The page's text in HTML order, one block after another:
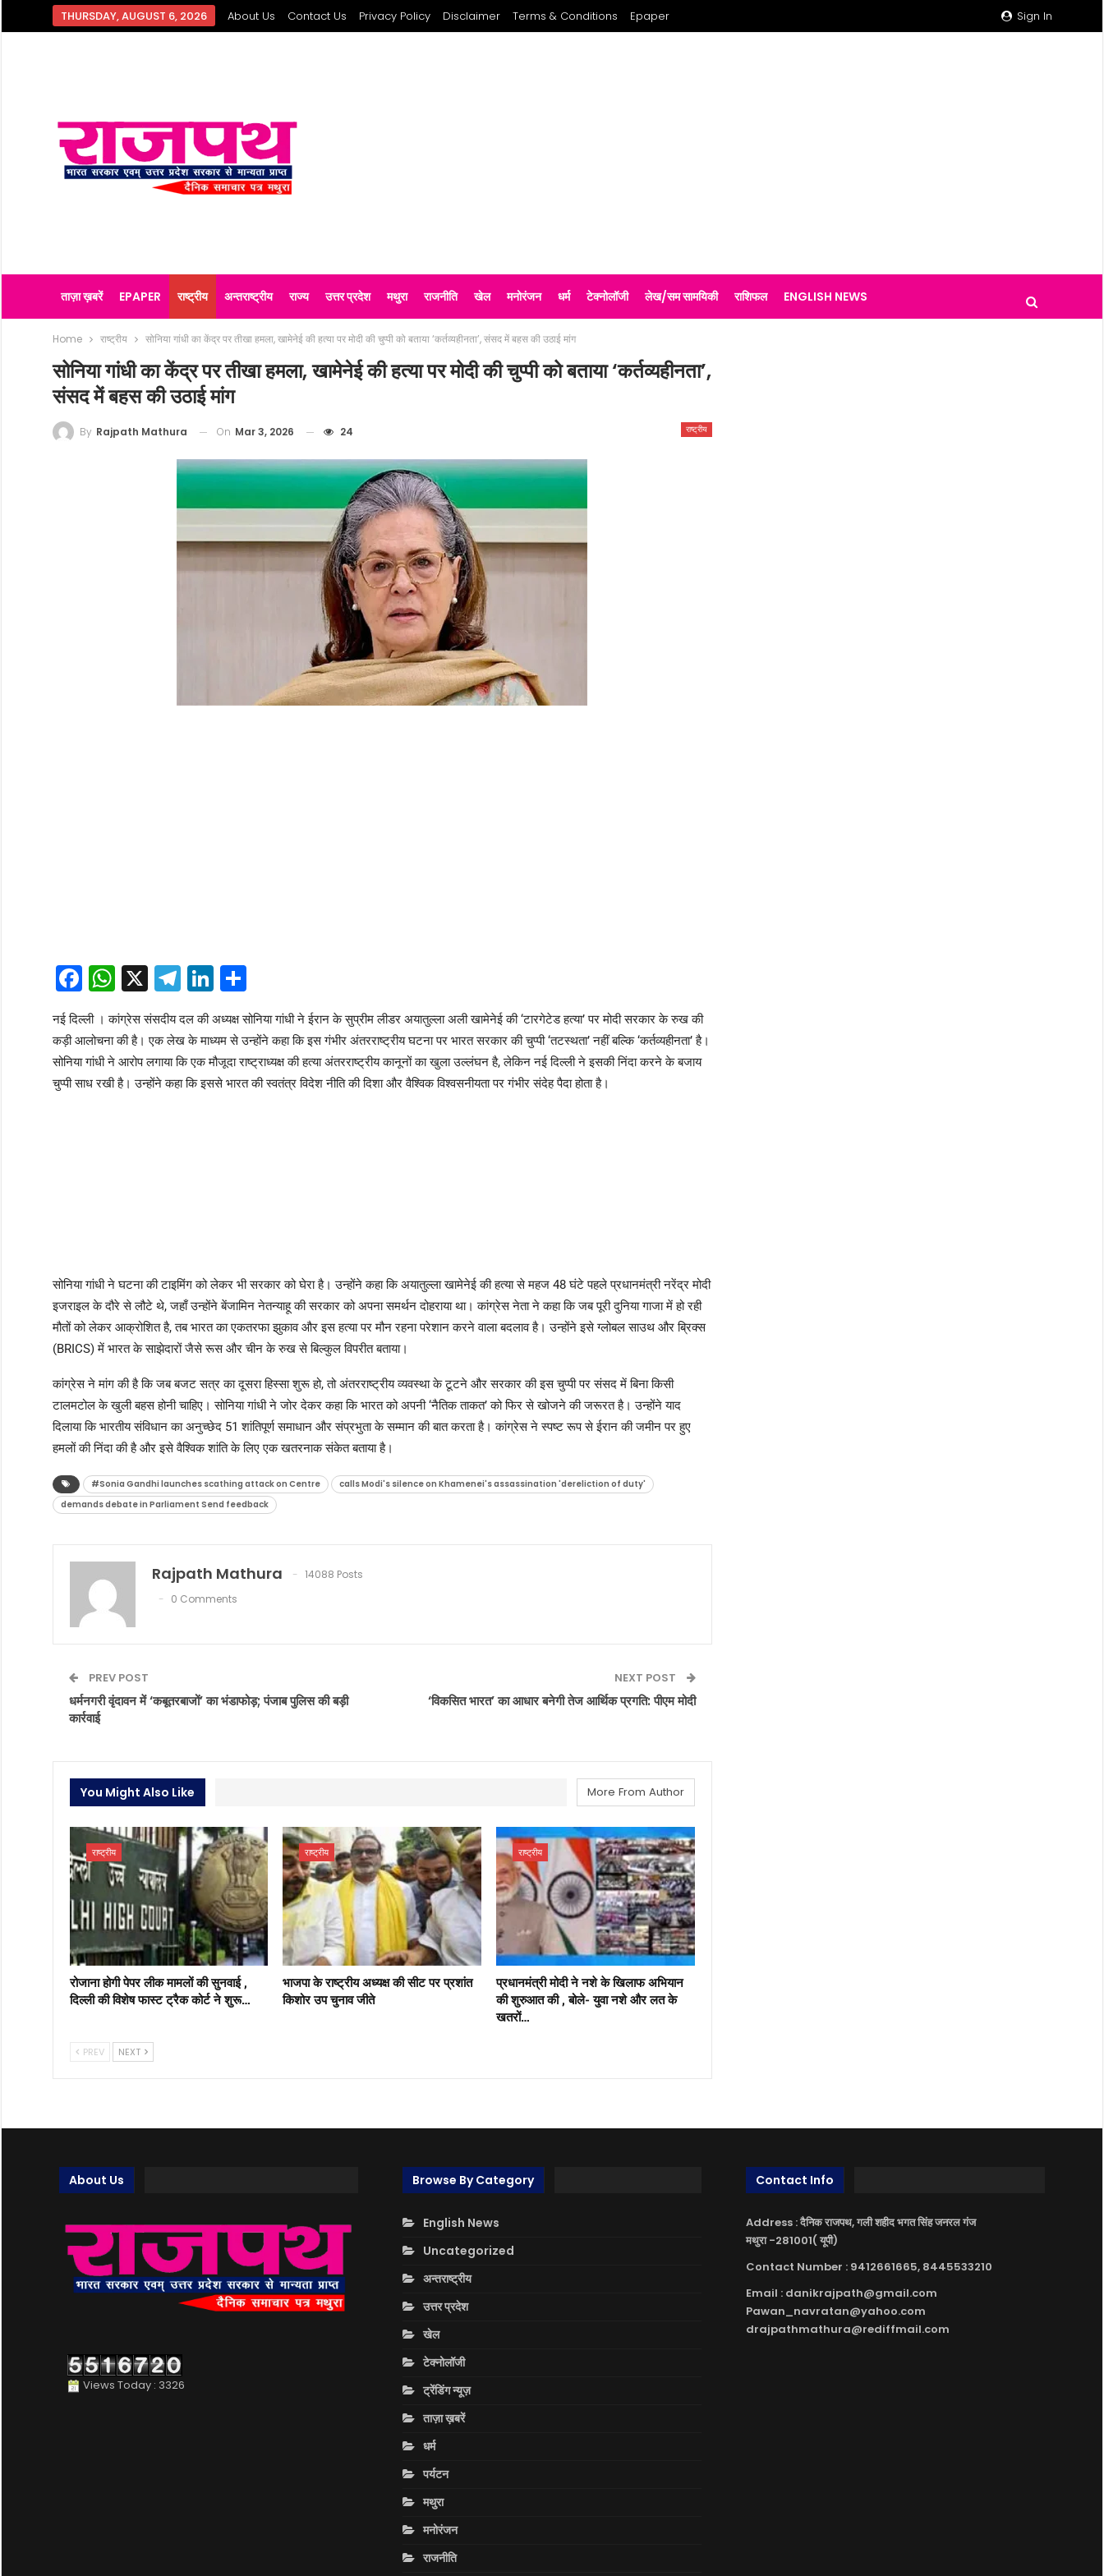
Sign In
THURSDAY, AUGUST 6, 2026 About Us Contact Us Privacy Policy Disclaimer Terms & Conditions Epaper
ताज़ा ख़बरें EPAPER राष्ट्रीय अन्तराष्ट्रीय राज्य उत्तर प्रदेश मथुरा राजनीति खेल मनोरंजन धर्म टेक्नोलॉजी लेख/सम सामयिकी राशिफल ENGLISH NEWS
Home राष्ट्रीय सोनिया गांधी का केंद्र पर तीखा हमला, खामेनेई की हत्या पर मोदी की चुप्पी को बताया ‘कर्तव्यहीनता’, संसद में बहस की उठाई मांग
सोनिया गांधी का केंद्र पर तीखा हमला, खामेनेई की हत्या पर मोदी की चुप्पी को बताया ‘कर्तव्यहीनता’,
संसद में बहस की उठाई मांग
राष्ट्रीय
By Rajpath Mathura On Mar 3, 2026 24
Facebook
WhatsApp
X Telegram
LinkedIn
Share
नई दिल्ली । कांग्रेस संसदीय दल की अध्यक्ष सोनिया गांधी ने ईरान के सुप्रीम लीडर अयातुल्ला अली खामेनेई की ‘टारगेटेड हत्या’ पर मोदी सरकार के रुख की
कड़ी आलोचना की है। एक लेख के माध्यम से उन्होंने कहा कि इस गंभीर अंतरराष्ट्रीय घटना पर भारत सरकार की चुप्पी ‘तटस्थता’ नहीं बल्कि ‘कर्तव्यहीनता’ है।
सोनिया गांधी ने आरोप लगाया कि एक मौजूदा राष्ट्राध्यक्ष की हत्या अंतरराष्ट्रीय कानूनों का खुला उल्लंघन है, लेकिन नई दिल्ली ने इसकी निंदा करने के बजाय
चुप्पी साध रखी है। उन्होंने कहा कि इससे भारत की स्वतंत्र विदेश नीति की दिशा और वैश्विक विश्वसनीयता पर गंभीर संदेह पैदा होता है।
सोनिया गांधी ने घटना की टाइमिंग को लेकर भी सरकार को घेरा है। उन्होंने कहा कि अयातुल्ला खामेनेई की हत्या से महज 48 घंटे पहले प्रधानमंत्री नरेंद्र मोदी
इजराइल के दौरे से लौटे थे, जहाँ उन्होंने बेंजामिन नेतन्याहू की सरकार को अपना समर्थन दोहराया था। कांग्रेस नेता ने कहा कि जब पूरी दुनिया गाजा में हो रही
मौतों को लेकर आक्रोशित है, तब भारत का एकतरफा झुकाव और इस हत्या पर मौन रहना परेशान करने वाला बदलाव है। उन्होंने इसे ग्लोबल साउथ और ब्रिक्स
(BRICS) में भारत के साझेदारों जैसे रूस और चीन के रुख से बिल्कुल विपरीत बताया।
कांग्रेस ने मांग की है कि जब बजट सत्र का दूसरा हिस्सा शुरू हो, तो अंतरराष्ट्रीय व्यवस्था के टूटने और सरकार की इस चुप्पी पर संसद में बिना किसी
टालमटोल के खुली बहस होनी चाहिए। सोनिया गांधी ने जोर देकर कहा कि भारत को अपनी ‘नैतिक ताकत’ को फिर से खोजने की जरूरत है। उन्होंने याद
दिलाया कि भारतीय संविधान का अनुच्छेद 51 शांतिपूर्ण समाधान और संप्रभुता के सम्मान की बात करता है। कांग्रेस ने स्पष्ट रूप से ईरान की जमीन पर हुए
हमलों की निंदा की है और इसे वैश्विक शांति के लिए एक खतरनाक संकेत बताया है।
#Sonia Gandhi launches scathing attack on Centre
calls Modi's silence on Khamenei's assassination 'dereliction of duty'
demands debate in Parliament Send feedback
Rajpath Mathura
14088 Posts
0 Comments
PREV POST
धर्मनगरी वृंदावन में ‘कबूतरबाजों’ का भंडाफोड़; पंजाब पुलिस की बड़ी
कार्रवाई
NEXT POST
‘विकसित भारत’ का आधार बनेगी तेज आर्थिक प्रगति: पीएम मोदी
You Might Also Like More From Author
राष्ट्रीय
रोजाना होगी पेपर लीक मामलों की सुनवाई ,
दिल्ली की विशेष फास्ट ट्रैक कोर्ट ने शुरू…
राष्ट्रीय
भाजपा के राष्ट्रीय अध्यक्ष की सीट पर प्रशांत
किशोर उप चुनाव जीते
राष्ट्रीय
प्रधानमंत्री मोदी ने नशे के खिलाफ अभियान
की शुरुआत की , बोले- युवा नशे और लत के
खतरों…
PREV NEXT
About Us
Views Today : 3326
Browse By Category
English News
Uncategorized
अन्तराष्ट्रीय
उत्तर प्रदेश
खेल
टेक्नोलॉजी
ट्रेंडिंग न्यूज़
ताज़ा ख़बरें
धर्म
पर्यटन
मथुरा
मनोरंजन
राजनीति
Contact Info
Address : दैनिक राजपथ, गली शहीद भगत सिंह जनरल गंज
मथुरा -281001( यूपी)
Contact Number : 9412661665, 8445533210
Email : danikrajpath@gmail.com
Pawan_navratan@yahoo.com
drajpathmathura@rediffmail.com